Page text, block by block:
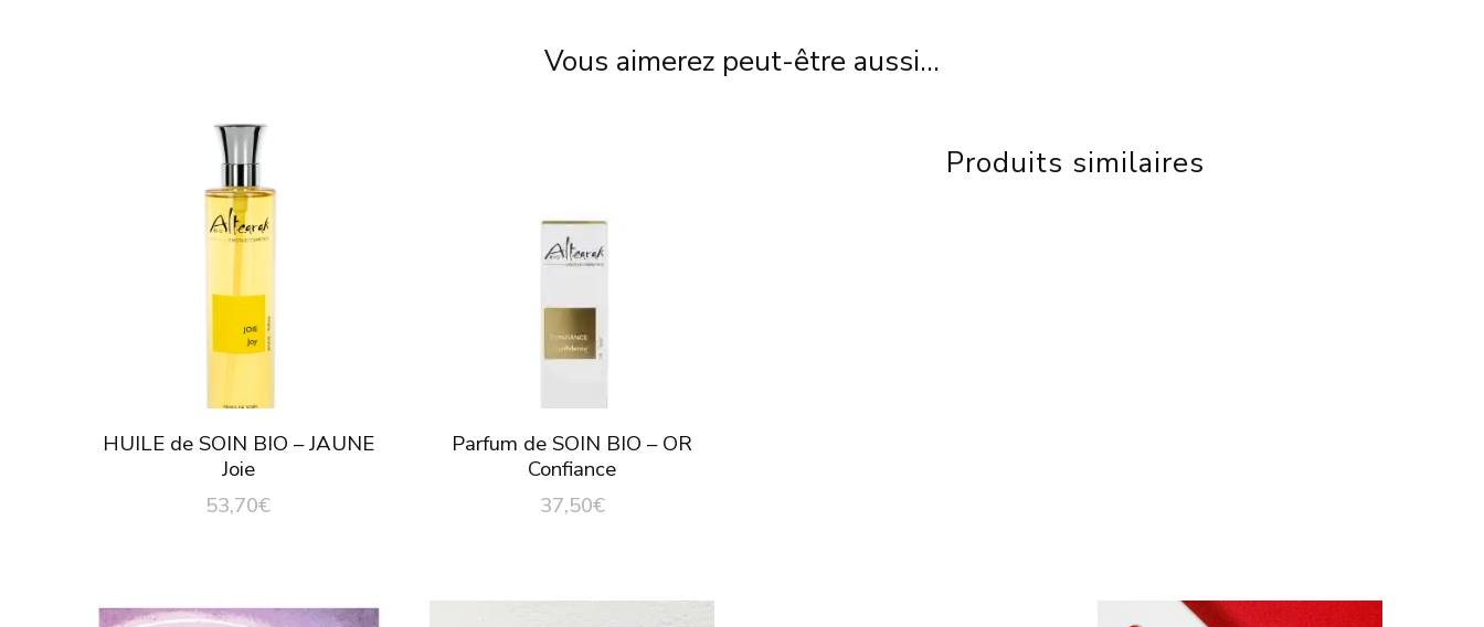
Vous aimerez peut-être aussi…
HUILE de SOIN BIO – JAUNE
Joie
53,70€
Parfum de SOIN BIO – OR
Confiance
37,50€
Produits similaires